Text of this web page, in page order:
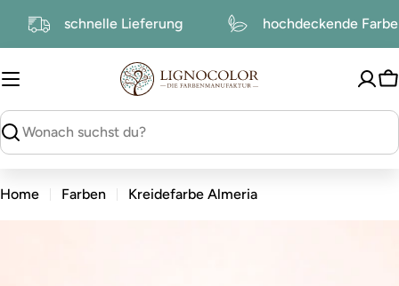
Inhalt
schnelle Lieferung hochdeckende
suchen
Home Farben Kreidefarbe Almeria